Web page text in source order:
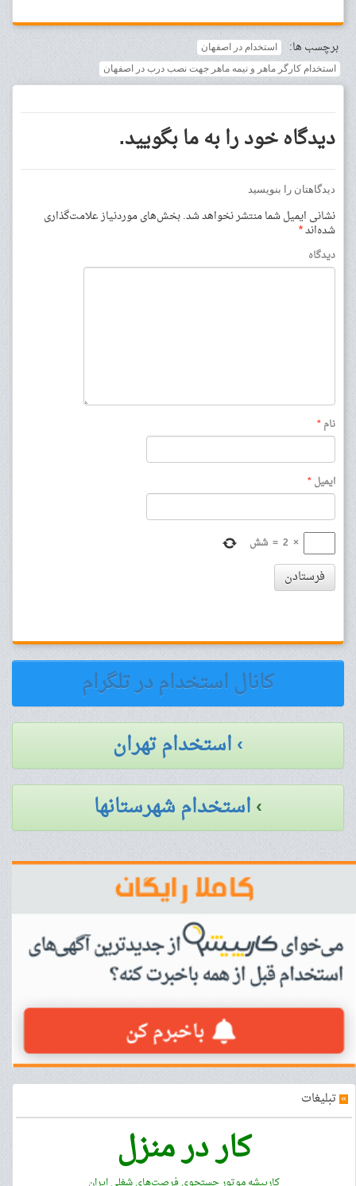
برچسب ها:
استخدام در اصفهان
استخدام کارگر ماهر و نیمه ماهر جهت نصب درب در اصفهان
دیدگاه خود را به ما بگویید.
دیدگاهتان را بنویسید
نشانی ایمیل شما منتشر نخواهد شد.بخش‌های موردنیاز علامت‌گذاری
شده‌اند*
دیدگاه
نام*
ایمیل*
×
2
= شش
فرستادن
کانال استخدام در تلگرام
› استخدام تهران
›استخدام شهرستانها
» تبلیغات
کار در منزل